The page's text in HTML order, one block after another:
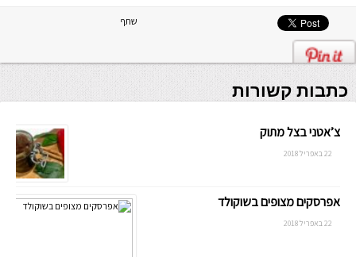
שתף
כתבות קשורות
צ’אטני בצל מתוק
22 באפריל 2018
אפרסקים מצופים בשוקולד
22 באפריל 2018